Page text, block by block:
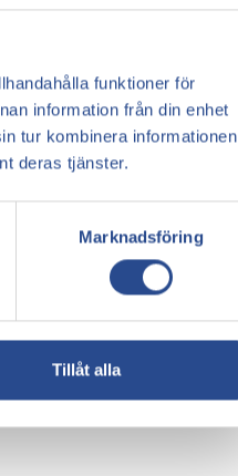
funktioner för
information från din enhet
tur kombinera informationen
deras tjänster.
Marknadsföring
Tillåt alla